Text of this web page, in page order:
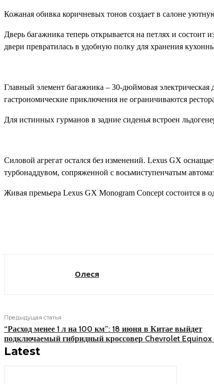
Кожаная обивка коричневых тонов создает в салоне
Дверь багажника теперь открывается на петлях и состоит
двери превратилась в удобную полку для хранения
Главный элемент багажника – 30-дюймовая электрическая
гастрономические приключения не ограничиваются
Для истинных гурманов в задние сиденья встроен
Силовой агрегат остался без изменений. Lexus GX
турбонаддувом, сопряженной с восьмиступенчатым
Живая премьера Lexus GX Monogram Concept состоится в
Олеся
Предыдущая статья
“Расход менее 1 л на 100 км”: 18 июня в Китае выйдет
подключаемый гибридный кроссовер Chevrolet Equinox
Latest